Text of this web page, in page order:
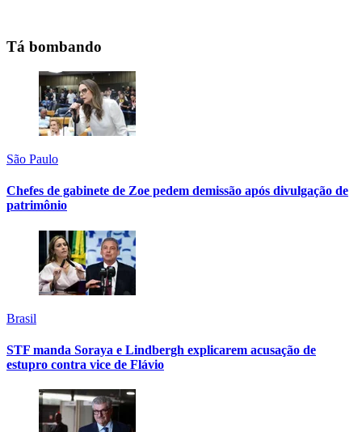
Tá bombando
São Paulo
Chefes de gabinete de Zoe pedem demissão após divulgação de
patrimônio
Brasil
STF manda Soraya e Lindbergh explicarem acusação de
estupro contra vice de Flávio